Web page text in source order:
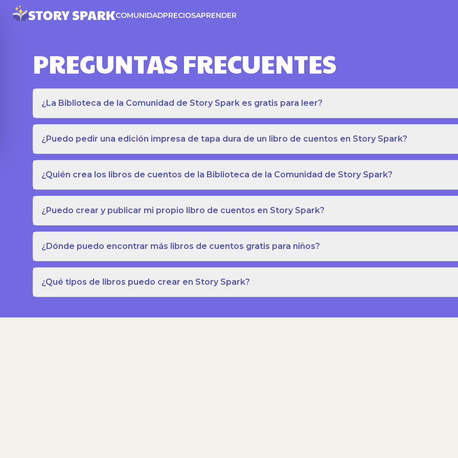
COMUNIDADPRECIOSAPRENDER
PREGUNTAS FRECUENTES
¿La Biblioteca de la Comunidad de Story Spark es gratis para leer?
¿Puedo pedir una edición impresa de tapa dura de un libro de cuentos en Story Spark?
¿Quién crea los libros de cuentos de la Biblioteca de la Comunidad de Story Spark?
¿Puedo crear y publicar mi propio libro de cuentos en Story Spark?
¿Dónde puedo encontrar más libros de cuentos gratis para niños?
¿Qué tipos de libros puedo crear en Story Spark?